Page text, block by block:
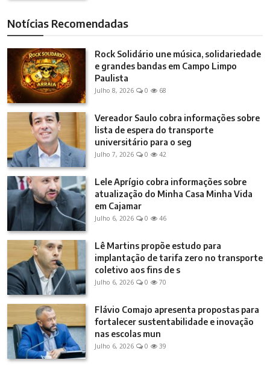
Notícias Recomendadas
Rock Solidário une música, solidariedade
e grandes bandas em Campo Limpo
Paulista
Julho 8, 2026 0 68
Vereador Saulo cobra informações sobre
lista de espera do transporte
universitário para o seg
Julho 7, 2026 0 42
Lele Aprígio cobra informações sobre
atualização do Minha Casa Minha Vida
em Cajamar
Julho 6, 2026 0 46
Lê Martins propõe estudo para
implantação de tarifa zero no transporte
coletivo aos fins de s
Julho 6, 2026 0 70
Flávio Comajo apresenta propostas para
fortalecer sustentabilidade e inovação
nas escolas mun
Julho 6, 2026 0 39